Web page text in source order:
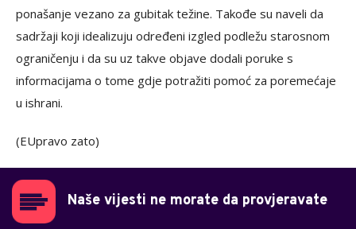
ponašanje vezano za gubitak težine. Takođe su naveli da
sadržaji koji idealizuju određeni izgled podležu starosnom
ograničenju i da su uz takve objave dodali poruke s
informacijama o tome gdje potražiti pomoć za poremećaje
u ishrani.
(EUpravo zato)
Naše vijesti ne morate da provjeravate